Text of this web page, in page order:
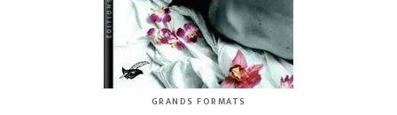
GRANDS FORMATS